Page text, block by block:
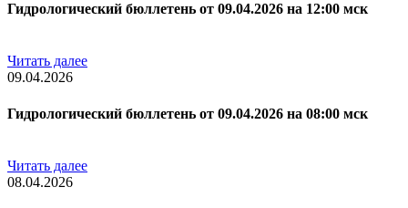
Гидрологический бюллетень от 09.04.2026 на 12:00 мск
Читать далее
09.04.2026
Гидрологический бюллетень от 09.04.2026 на 08:00 мск
Читать далее
08.04.2026